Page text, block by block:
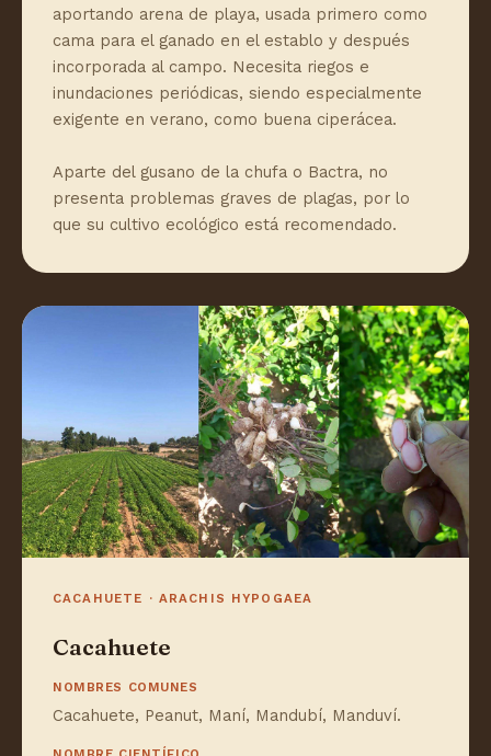
aportando arena de playa, usada primero como
cama para el ganado en el establo y después
incorporada al campo. Necesita riegos e
inundaciones periódicas, siendo especialmente
exigente en verano, como buena ciperácea.
Aparte del gusano de la chufa o Bactra, no
presenta problemas graves de plagas, por lo
que su cultivo ecológico está recomendado.
CACAHUETE · ARACHIS HYPOGAEA
Cacahuete
NOMBRES COMUNES
Cacahuete, Peanut, Maní, Mandubí, Manduví.